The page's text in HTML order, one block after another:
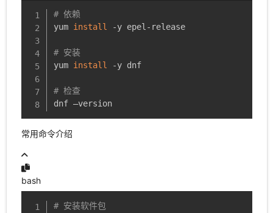
# 依赖
yum install -y epel-release
# 安装
yum install -y dnf
# 检查
dnf –version
常用命令介绍
bash
# 安装软件包